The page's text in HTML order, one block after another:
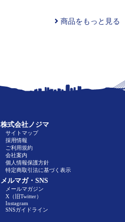
商品をもっと見る
株式会社ノジマ
サイトマップ
採用情報
ご利用規約
会社案内
個人情報保護方針
特定商取引法に基づく表示
メルマガ・SNS
メールマガジン
X（旧Twitter）
Instagram
SNSガイドライン